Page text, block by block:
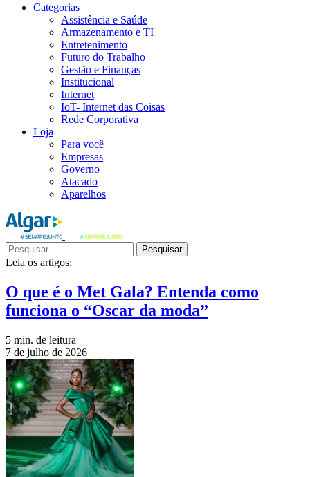
Categorias
Assistência e Saúde
Armazenamento e TI
Entretenimento
Futuro do Trabalho
Gestão e Finanças
Institucional
Internet
IoT- Internet das Coisas
Rede Corporativa
Loja
Para você
Empresas
Governo
Atacado
Aparelhos
Pesquisar
Leia os artigos:
O que é o Met Gala? Entenda como
funciona o “Oscar da moda”
5 min. de leitura
7 de julho de 2026